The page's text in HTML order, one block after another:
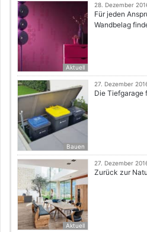
Aktuell
28. Dezember
Für jeden
Wandbelag
Bauen
27. Dezember
Die Tiefgarage
Aktuell
27. Dezember
Zurück zur